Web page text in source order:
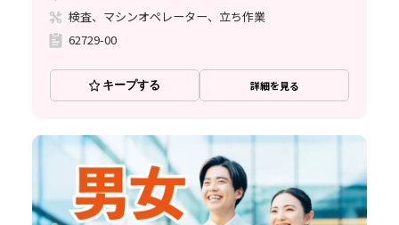
検査、マシンオペレーター、立ち作業
62729-00
キープする 詳細を見る